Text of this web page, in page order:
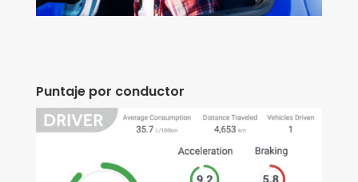
Puntaje por conductor